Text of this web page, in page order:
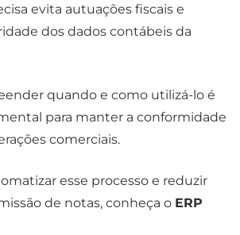
evita autuações fiscais e
dos dados contábeis da
quando e como utilizá-lo é
para manter a conformidade
comerciais.
esse processo e reduzir
de notas, conheça o ERP